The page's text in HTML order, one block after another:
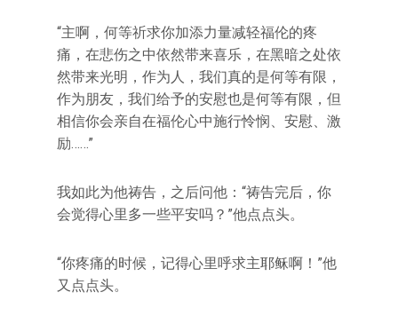
“主啊，何等祈求你加添力量减轻福伦的疼
痛，在悲伤之中依然带来喜乐，在黑暗之处依
然带来光明，作为人，我们真的是何等有限，
作为朋友，我们给予的安慰也是何等有限，但
相信你会亲自在福伦心中施行怜悯、安慰、激
励……”
我如此为他祷告，之后问他：“祷告完后，你
会觉得心里多一些平安吗？”他点点头。
“你疼痛的时候，记得心里呼求主耶稣啊！”他
又点点头。